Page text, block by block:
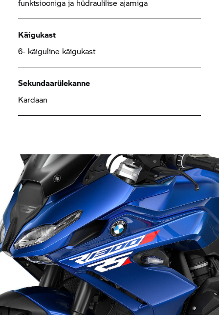
funktsiooniga ja hüdraulilise ajamiga
Käigukast
6- käiguline käigukast
Sekundaarülekanne
Kardaan